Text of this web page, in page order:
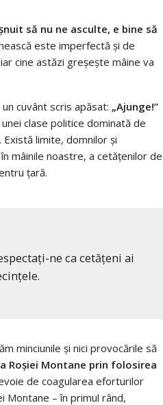
să nu ne asculte, e bine să
este imperfectă şi de
cine astăzi greşeşte mâine va
cuvânt scris apăsat: „Ajunge!”
clase politice dominată de
limite, domnilor şi
mâinile noastre, a cetăţenilor de
ţară.
ne ca cetăţeni ai
minciunile şi nici provocările să
Roşiei Montane prin folosirea
de coagularea eforturilor
Montane – în primul rând,